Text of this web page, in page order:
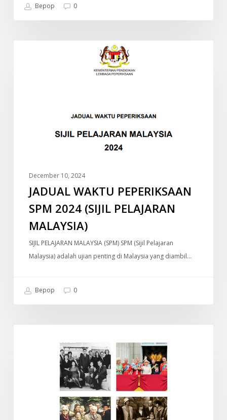
Bepop 0
December 10, 2024
JADUAL WAKTU PEPERIKSAAN
SPM 2024 (SIJIL PELAJARAN
MALAYSIA)
SIJIL PELAJARAN MALAYSIA (SPM) SPM (Sijil Pelajaran
Malaysia) adalah ujian penting di Malaysia yang diambil…
Bepop 0
DOKUMENTARI